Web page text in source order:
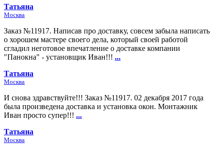
Татьяна
Москва
Заказ №11917. Написав про доставку, совсем забыла написать
о хорошем мастере своего дела, который своей работой
сгладил неготовое впечатление о доставке компании
"Панокна" - установщик Иван!!! ...
Татьяна
Москва
И снова здравствуйте!!! Заказ №11917. 02 декабря 2017 года
была произведена доставка и установка окон. Монтажник
Иван просто супер!!! ...
Татьяна
Москва